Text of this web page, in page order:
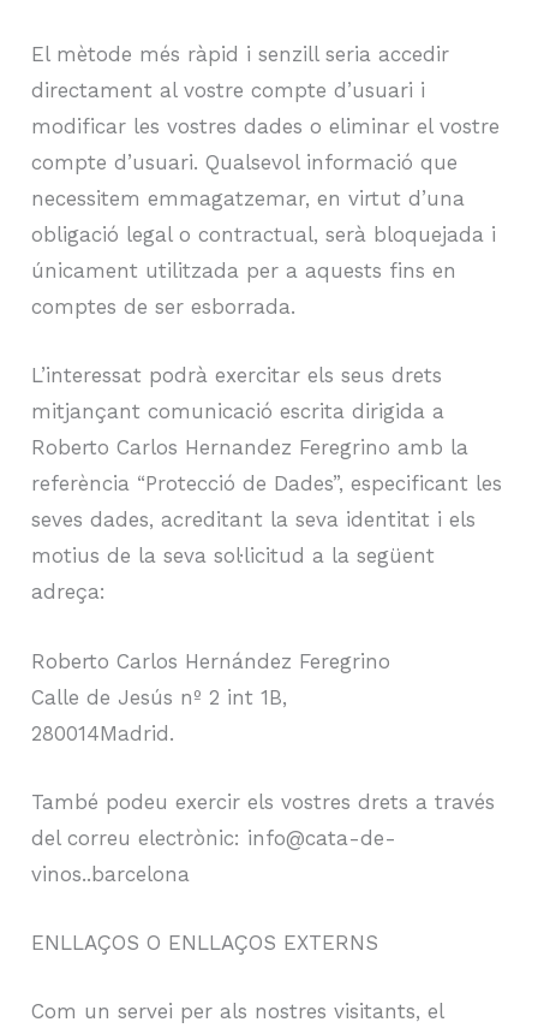
El mètode més ràpid i senzill seria accedir
directament al vostre compte d’usuari i
modificar les vostres dades o eliminar el vostre
compte d’usuari. Qualsevol informació que
necessitem emmagatzemar, en virtut d’una
obligació legal o contractual, serà bloquejada i
únicament utilitzada per a aquests fins en
comptes de ser esborrada.
L’interessat podrà exercitar els seus drets
mitjançant comunicació escrita dirigida a
Roberto Carlos Hernandez Feregrino amb la
referència “Protecció de Dades”, especificant les
seves dades, acreditant la seva identitat i els
motius de la seva sol·licitud a la següent
adreça:
Roberto Carlos Hernández Feregrino
Calle de Jesús nº 2 int 1B,
280014Madrid.
També podeu exercir els vostres drets a través
del correu electrònic: info@cata-de-
vinos..barcelona
ENLLAÇOS O ENLLAÇOS EXTERNS
Com un servei per als nostres visitants, el